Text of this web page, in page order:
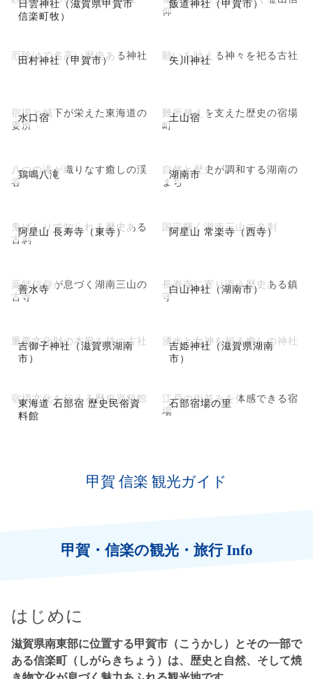
信楽町牧）
仰
田村神社（甲賀市）
厄除けで名高い歴史ある神社 矢川神社
願いを叶える神々を祀る古社
水口宿
宿場と城下が栄えた東海道の
要所
土山宿
難所越えを支えた歴史の宿場
町
鶏鳴八滝
八つの滝が織りなす癒しの渓
谷
湖南市
自然と歴史が調和する湖南の
まち
阿星山 長寿寺（東寺）
鬼ばしりで知られる歴史ある
古刹
阿星山 常楽寺（西寺）
国宝輝く湖南三山の名刹
善水寺
薬師信仰が息づく湖南三山の
古寺
白山神社（湖南市）
長寿寺に寄り添う歴史ある鎮
守
吉御子神社（滋賀県湖南
市）
重要文化財の本殿を持つ古社
吉姫神社（滋賀県湖南
市）
湧水と女神を祀る癒しの神社
東海道 石部宿 歴史民俗資
料館
宿場文化を伝える歴史資料館 石部宿場の里
江戸の街並みを体感できる宿
場
甲賀 信楽 観光ガイド
甲賀・信楽の観光・旅行 Info
はじめに
滋賀県南東部に位置する甲賀市（こうかし）とその一部で
ある信楽町（しがらきちょう）は、歴史と自然、そして焼